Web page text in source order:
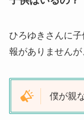
ひろゆきさんに
報がありませんが
僕が親